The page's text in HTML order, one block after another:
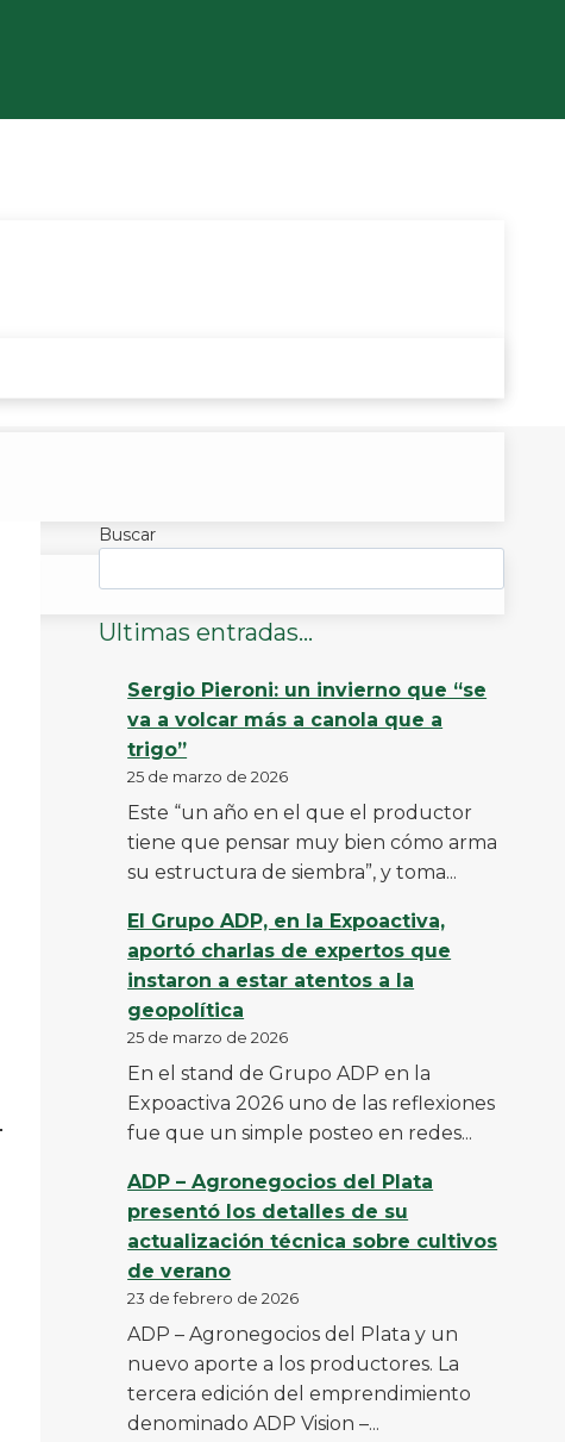
Buscar
Ultimas entradas...
Sergio Pieroni: un invierno que “se
va a volcar más a canola que a
trigo”
25 de marzo de 2026
Este “un año en el que el productor
tiene que pensar muy bien cómo arma
su estructura de siembra”, y toma...
El Grupo ADP, en la Expoactiva,
aportó charlas de expertos que
instaron a estar atentos a la
geopolítica
25 de marzo de 2026
En el stand de Grupo ADP en la
Expoactiva 2026 uno de las reflexiones
fue que un simple posteo en redes...
ADP – Agronegocios del Plata
presentó los detalles de su
actualización técnica sobre cultivos
de verano
23 de febrero de 2026
ADP – Agronegocios del Plata y un
nuevo aporte a los productores. La
tercera edición del emprendimiento
denominado ADP Vision –...